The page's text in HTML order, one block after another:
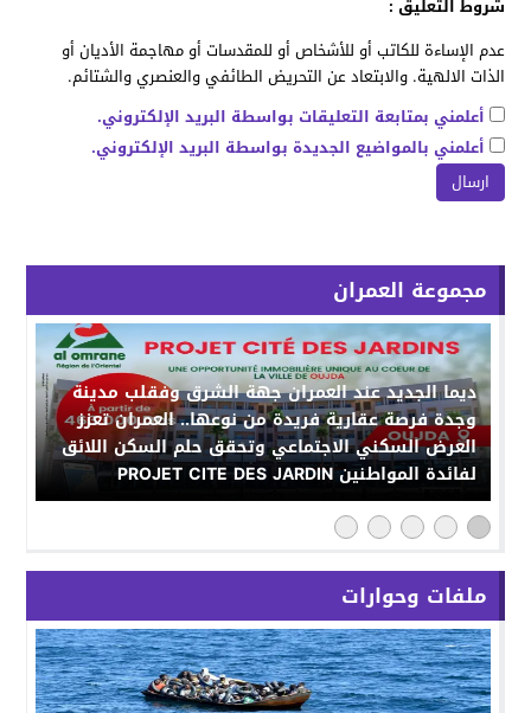
شروط التعليق :
عدم الإساءة للكاتب أو للأشخاص أو للمقدسات أو مهاجمة الأديان أو
الذات الالهية. والابتعاد عن التحريض الطائفي والعنصري والشتائم.
أعلمني بمتابعة التعليقات بواسطة البريد الإلكتروني.
أعلمني بالمواضيع الجديدة بواسطة البريد الإلكتروني.
مجموعة العمران
ديما الجديد عند العمران جهة الشرق وفقلب مدينة
وجدة فرصة عقارية فريدة من نوعها.. العمران تعزز
العرض السكني الاجتماعي وتحقق حلم السكن اللائق
لفائدة المواطنين PROJET CITE DES JARDIN
ملفات وحوارات